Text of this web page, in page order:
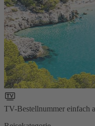
TV-Bestellnummer einfach